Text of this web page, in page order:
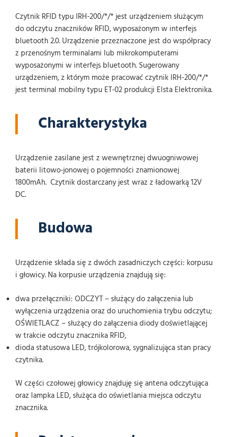
Czytnik RFID typu IRH-200/*/* jest urządzeniem służącym
do odczytu znaczników RFID, wyposażonym w interfejs
bluetooth 2.0. Urządzenie przeznaczone jest do współpracy
z przenośnym terminalami lub mikrokomputerami
wyposażonymi w interfejs bluetooth. Sugerowany
urządzeniem, z którym może pracować czytnik IRH-200/*/*
jest terminal mobilny typu ET-02 produkcji Elsta Elektronika.
Charakterystyka
Urządzenie zasilane jest z wewnętrznej dwuogniwowej
baterii litowo-jonowej o pojemności znamionowej
1800mAh. Czytnik dostarczany jest wraz z ładowarką 12V
DC.
Budowa
Urządzenie składa się z dwóch zasadniczych części: korpusu
i głowicy. Na korpusie urządzenia znajdują się:
dwa przełączniki: ODCZYT – służący do załączenia lub
wyłączenia urządzenia oraz do uruchomienia trybu odczytu;
OŚWIETLACZ – służący do załączenia diody doświetlającej
w trakcie odczytu znacznika RFID,
dioda statusowa LED, trójkolorowa, sygnalizująca stan pracy
czytnika.
W części czołowej głowicy znajduję się antena odczytująca
oraz lampka LED, służąca do oświetlania miejsca odczytu
znacznika.